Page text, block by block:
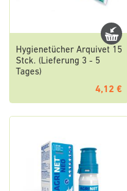
Hygienetücher Arquivet 15
Stck. (Lieferung 3 - 5
Tages)
4,12 €